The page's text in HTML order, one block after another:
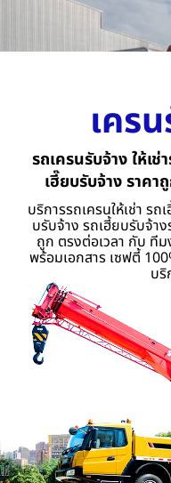
เคร
รถเครนรับจ้าง ให้เ
เฮี๊ยบรับจ้าง ราค
บริการรถเครนให้เช่า ร
บรับจ้าง รถเฮี้ยบรับจ้า
ถูก ตรงต่อเวลา กับ ที
พร้อมเอกสาร เซฟตี้
บริ